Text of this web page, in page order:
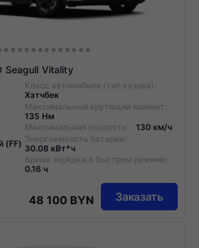
Seagull Vitality
Класс автомобиля (тип кузова):
Хэтчбек
Максимальный крутящий момент:
135 Нм
Максимальная скорость:
130 км/ч
(FF) Энергоемкость батареи:
30.08 кВт*ч
Время зарядки в быстром режиме:
0.16 ч
48 100 BYN Заказать